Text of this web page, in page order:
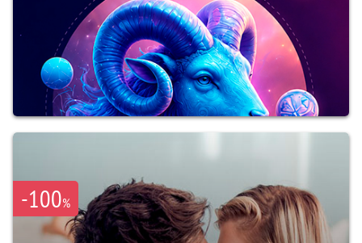
-100%